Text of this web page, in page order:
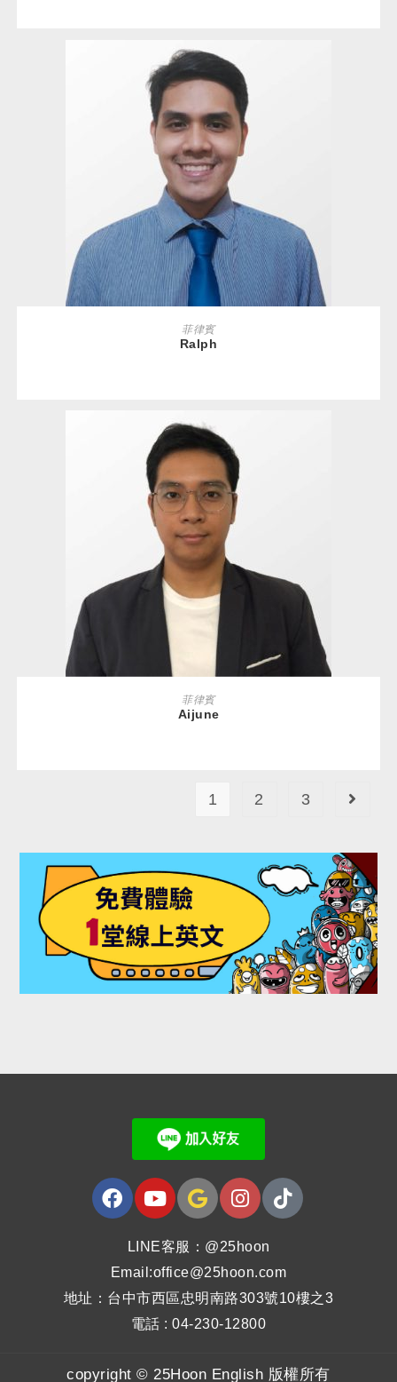
READ MORE
菲律賓
Ralph
READ MORE
菲律賓
Aijune
1 2 3
LINE客服：@25hoon
Email:office@25hoon.com
地址：台中市西區忠明南路303號10樓之3
電話 : 04-230-12800
copyright © 25Hoon English 版權所有